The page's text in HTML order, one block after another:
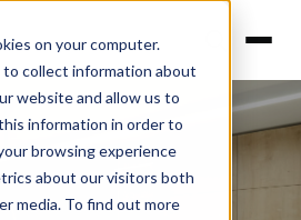
on your computer.
to collect information about
website and allow us to
information in order to
browsing experience
about our visitors both
media. To find out more